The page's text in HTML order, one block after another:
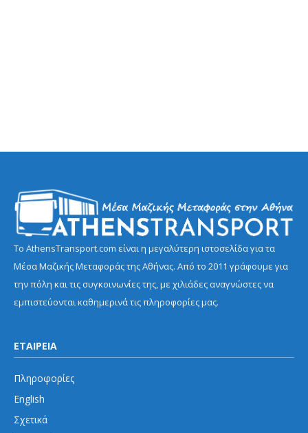
Το AthensTransport.com είναι η μεγαλύτερη ιστοσελίδα για τα
Μέσα Μαζικής Μεταφοράς της Αθήνας. Από το 2011 γράφουμε για
την πόλη και τις συγκοινωνίες της, με χιλιάδες αναγνώστες να
εμπιστεύονται καθημερινά τις πληροφορίες μας.
ΕΤΑΙΡΕΙΑ
Πληροφορίες
English
Σχετικά